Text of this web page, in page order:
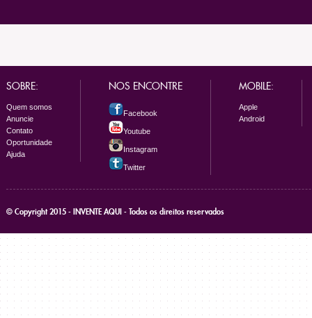
SOBRE:
Quem somos
Anuncie
Contato
Oportunidade
Ajuda
NOS ENCONTRE
Facebook
Youtube
Instagram
Twitter
MOBILE:
Apple
Android
© Copyright 2015 - INVENTE AQUI - Todos os direitos reservados